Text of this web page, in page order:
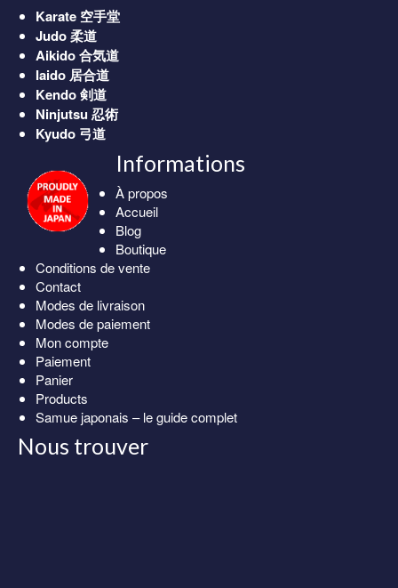
Karate 空手堂
Judo柔道
Aikido合気道
Iaido 居合道
Kendo剣道
Ninjutsu忍術
Kyudo 弓道
Informations
À propos
Accueil
Blog
Boutique
Conditions de vente
Contact
Modes de livraison
Modes de paiement
Mon compte
Paiement
Panier
Products
Samue japonais – le guide complet
Nous trouver